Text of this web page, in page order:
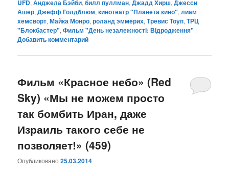
UFD,Анджела Бэйби,билл пуллман,Джадд Хирш,Джесси
Ашер,Джефф Голдблюм,кинотеатр "Планета кино",лиам
хемсворт,Майка Монро,роланд эммерих,Тревис Тоуп,ТРЦ
"Блокбастер",Фильм "День незалежностi: Вiдродження" |
Добавить комментарий
Фильм «Красное небо» (Red
Sky) «Мы не можем просто
так бомбить Иран, даже
Израиль такого себе не
позволяет!» (459)
Опубликовано25.03.2014